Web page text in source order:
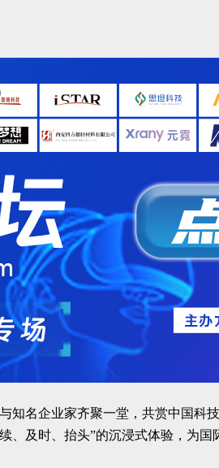
知名企业家齐聚一堂，共赏中国科
、及时、抬头”的沉浸式体验，为国